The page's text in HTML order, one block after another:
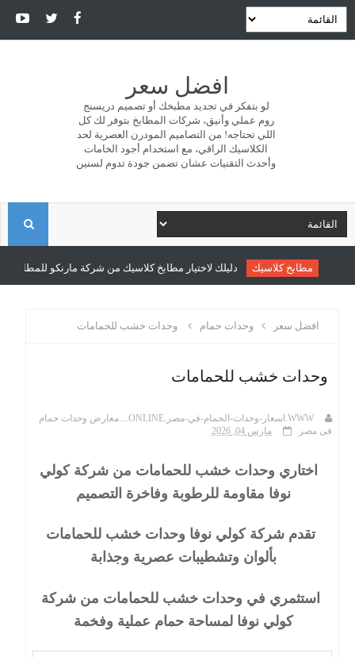
افضل سعر
لو بتفكر في تجديد مطبخك أو تصميم دريسنج
روم عملي وأنيق، شركات المطابخ بتوفر لك كل
اللي تحتاجه! من التصاميم المودرن العصرية لحد
الكلاسيك الراقي، مع استخدام أجود الخامات
وأحدث التقنيات عشان تضمن جودة تدوم لسنين
ا
مطابخ كلاسيك دليلك لاختيار مطابخ كلاسيك من شركة مارنكو للمطابخ
افضل سعر وحدات حمام وحدات خشب للحمامات
وحدات خشب للحمامات
WWW.اسعار-وحدات-الحمام-في-مصر.ONLINE....معارض وحدات حمام
فى مصر
مارس 04, 2026
اختاري وحدات خشب للحمامات من شركة كولي
نوفا مقاومة للرطوبة وفاخرة التصميم
تقدم شركة كولي نوفا وحدات خشب للحمامات
بألوان وتشطيبات عصرية وجذابة
استثمري في وحدات خشب للحمامات من شركة
كولي نوفا لمساحة حمام عملية وفخمة